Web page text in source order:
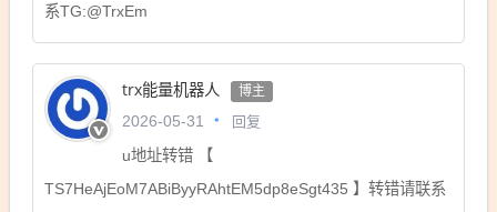
系TG:@TrxEm
trx能量机器人 博主
2026-05-31 回复
u地址转错 【
TS7HeAjEoM7ABiByyRAhtEM5dp8eSgt435 】转错请联系